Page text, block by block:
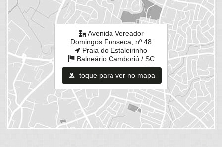
Avenida Vereador
Domingos Fonseca, nº 48
Praia do Estaleirinho
Balneário Camboriú / SC
toque para ver no mapa